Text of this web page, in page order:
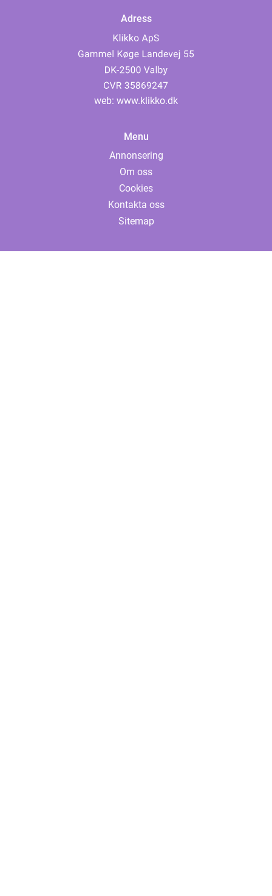
Adress
web: www.klikko.dk
Menu
Annonsering
Om oss
Cookies
Kontakta oss
Sitemap